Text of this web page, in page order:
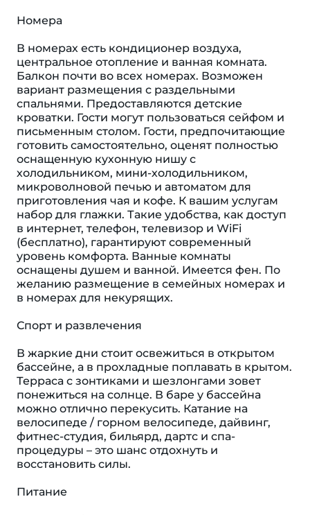
Номера
В номерах есть кондиционер воздуха,
центральное отопление и ванная комната.
Балкон почти во всех номерах. Возможен
вариант размещения с раздельными
спальнями. Предоставляются детские
кроватки. Гости могут пользоваться сейфом и
письменным столом. Гости, предпочитающие
готовить самостоятельно, оценят полностью
оснащенную кухонную нишу с
холодильником, мини-холодильником,
микроволновой печью и автоматом для
приготовления чая и кофе. К вашим услугам
набор для глажки. Такие удобства, как доступ
в интернет, телефон, телевизор и WiFi
(бесплатно), гарантируют современный
уровень комфорта. Ванные комнаты
оснащены душем и ванной. Имеется фен. По
желанию размещение в семейных номерах и
в номерах для некурящих.
Спорт и развлечения
В жаркие дни стоит освежиться в открытом
бассейне, а в прохладные поплавать в крытом.
Терраса с зонтиками и шезлонгами зовет
понежиться на солнце. В баре у бассейна
можно отлично перекусить. Катание на
велосипеде / горном велосипеде, дайвинг,
фитнес-студия, бильярд, дартс и спа-
процедуры – это шанс отдохнуть и
восстановить силы.
Питание